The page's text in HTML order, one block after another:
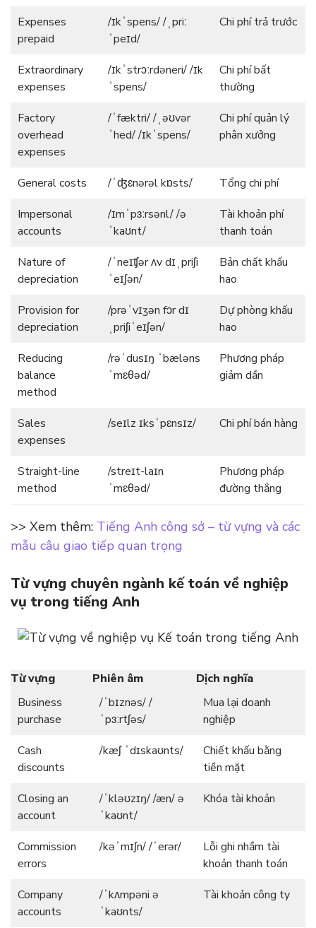
Expenses
prepaid
/ɪkˈspens/ /ˌpriː
ˈpeɪd/
Chi phí trả trước
Extraordinary
expenses
/ɪkˈstrɔːrdəneri/ /ɪk
ˈspens/
Chi phí bất
thường
Factory
overhead
expenses
/ˈfæktri/ /ˌəʊvər
ˈhed/ /ɪkˈspens/
Chi phí quản lý
phân xưởng
General costs /ˈʤɛnərəl kɒsts/
Tổng chi phí
Impersonal
accounts
/ɪmˈpɜːrsənl/ /ə
ˈkaʊnt/
Tài khoản phí
thanh toán
Nature of
depreciation
/ˈneɪʧər ʌv dɪˌpriʃi
ˈeɪʃən/
Bản chất khấu
hao
Provision for
depreciation
/prəˈvɪʒən fɔr dɪ
ˌpriʃiˈeɪʃən/
Dự phòng khấu
hao
Reducing
balance
method
/rəˈdusɪŋ ˈbæləns
ˈmɛθəd/
Phương pháp
giảm dần
Sales
expenses
/seɪlz ɪksˈpɛnsɪz/ Chi phí bán hàng
Straight-line
method
/streɪt-laɪn
ˈmɛθəd/
Phương pháp
đường thẳng
>> Xem thêm: Tiếng Anh công sở – từ vựng và các
mẫu câu giao tiếp quan trọng
Từ vựng chuyên ngành kế toán về nghiệp
vụ trong tiếng Anh
Từ vựng Phiên âm
Dịch nghĩa
Business
purchase
/ˈbɪznəs/ /
ˈpɜːrtʃəs/
Mua lại doanh
nghiệp
Cash
discounts
/kæʃ ˈdɪskaʊnts/
Chiết khấu bằng
tiền mặt
Closing an
account
/ˈkləʊzɪŋ/ /æn/ ə
ˈkaʊnt/
Khóa tài khoản
Commission
errors
/kəˈmɪʃn/ /ˈerər/
Lỗi ghi nhầm tài
khoản thanh toán
Company
accounts
/ˈkʌmpəni ə
ˈkaʊnts/
Tài khoản công ty